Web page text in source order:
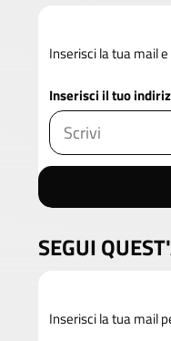
Inserisci la tua mail
Inserisci il tuo
SEGUI
Inserisci la tua mail